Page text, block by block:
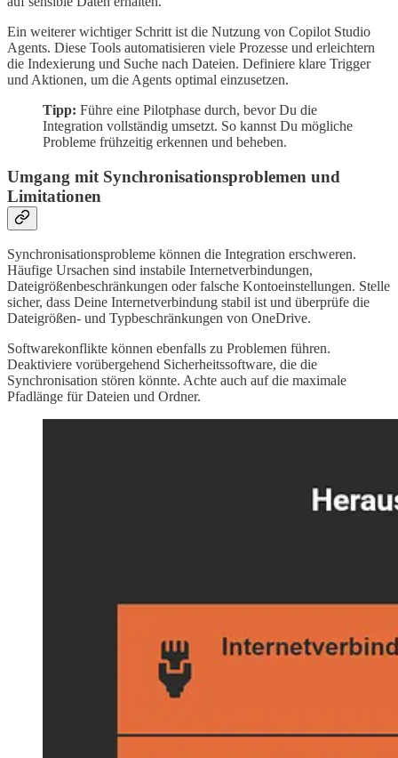
Ein weiterer wichtiger Schritt ist die Nutzung von Copilot Studio
Agents. Diese Tools automatisieren viele Prozesse und erleichtern
die Indexierung und Suche nach Dateien. Definiere klare Trigger
und Aktionen, um die Agents optimal einzusetzen.
Tipp: Führe eine Pilotphase durch, bevor Du die
Integration vollständig umsetzt. So kannst Du mögliche
Probleme frühzeitig erkennen und beheben.
Umgang mit Synchronisationsproblemen und
Limitationen
Synchronisationsprobleme können die Integration erschweren.
Häufige Ursachen sind instabile Internetverbindungen,
Dateigrößenbeschränkungen oder falsche Kontoeinstellungen. Stelle
sicher, dass Deine Internetverbindung stabil ist und überprüfe die
Dateigrößen- und Typbeschränkungen von OneDrive.
Softwarekonflikte können ebenfalls zu Problemen führen.
Deaktiviere vorübergehend Sicherheitssoftware, die die
Synchronisation stören könnte. Achte auch auf die maximale
Pfadlänge für Dateien und Ordner.